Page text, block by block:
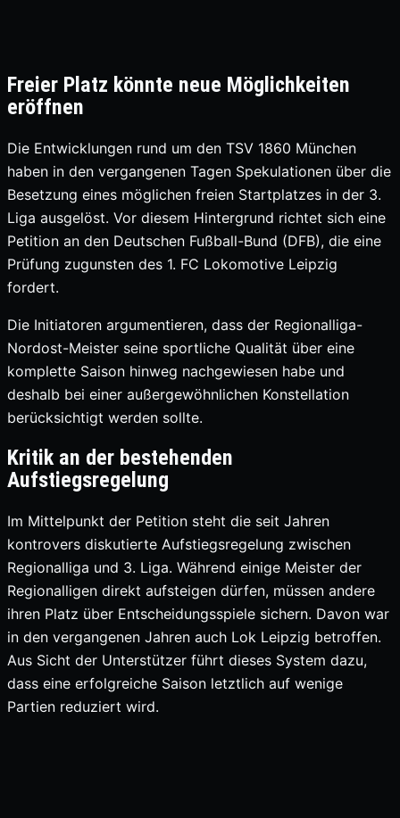
Freier Platz könnte neue Möglichkeiten
eröffnen
Die Entwicklungen rund um den TSV 1860 München
haben in den vergangenen Tagen Spekulationen über die
Besetzung eines möglichen freien Startplatzes in der 3.
Liga ausgelöst. Vor diesem Hintergrund richtet sich eine
Petition an den Deutschen Fußball-Bund (DFB), die eine
Prüfung zugunsten des 1. FC Lokomotive Leipzig
fordert.
Die Initiatoren argumentieren, dass der Regionalliga-
Nordost-Meister seine sportliche Qualität über eine
komplette Saison hinweg nachgewiesen habe und
deshalb bei einer außergewöhnlichen Konstellation
berücksichtigt werden sollte.
Kritik an der bestehenden
Aufstiegsregelung
Im Mittelpunkt der Petition steht die seit Jahren
kontrovers diskutierte Aufstiegsregelung zwischen
Regionalliga und 3. Liga. Während einige Meister der
Regionalligen direkt aufsteigen dürfen, müssen andere
ihren Platz über Entscheidungsspiele sichern. Davon war
in den vergangenen Jahren auch Lok Leipzig betroffen.
Aus Sicht der Unterstützer führt dieses System dazu,
dass eine erfolgreiche Saison letztlich auf wenige
Partien reduziert wird.